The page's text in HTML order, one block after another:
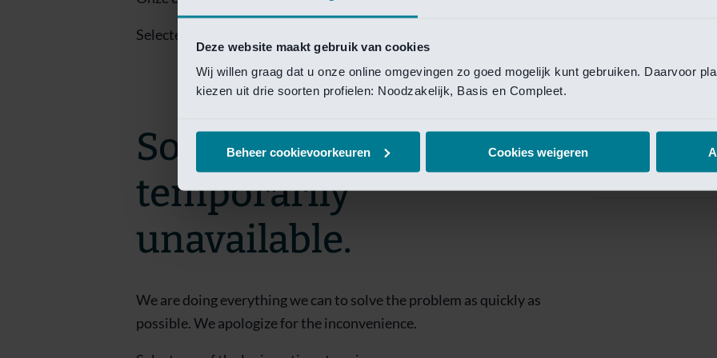
Deze website maakt gebruik van cookies
Wij willen graag dat u onze online omgevingen zo goed mogelijk kunt gebruiken. Daarvoor
kiezen uit drie soorten profielen: Noodzakelijk, Basis en Compleet.
Beheer cookievoorkeuren Cookies weigeren
Van Lanschot
Selecteer een van de login opties om toegang te krijgen.
Sorry! This page is
temporarily
unavailable.
We are doing everything we can to solve the problem as quickly as
possible. We apologize for the inconvenience.